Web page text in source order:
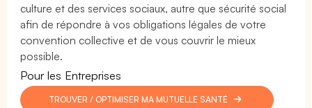
culture et des services sociaux, autre que sécurité social
afin de répondre à vos obligations légales de votre
convention collective et de vous couvrir le mieux
possible.
Pour les Entreprises
TROUVER / OPTIMISER MA MUTUELLE SANTÉ